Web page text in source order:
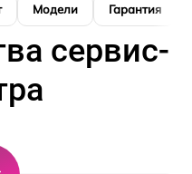
Модели Гарантия
сервис-